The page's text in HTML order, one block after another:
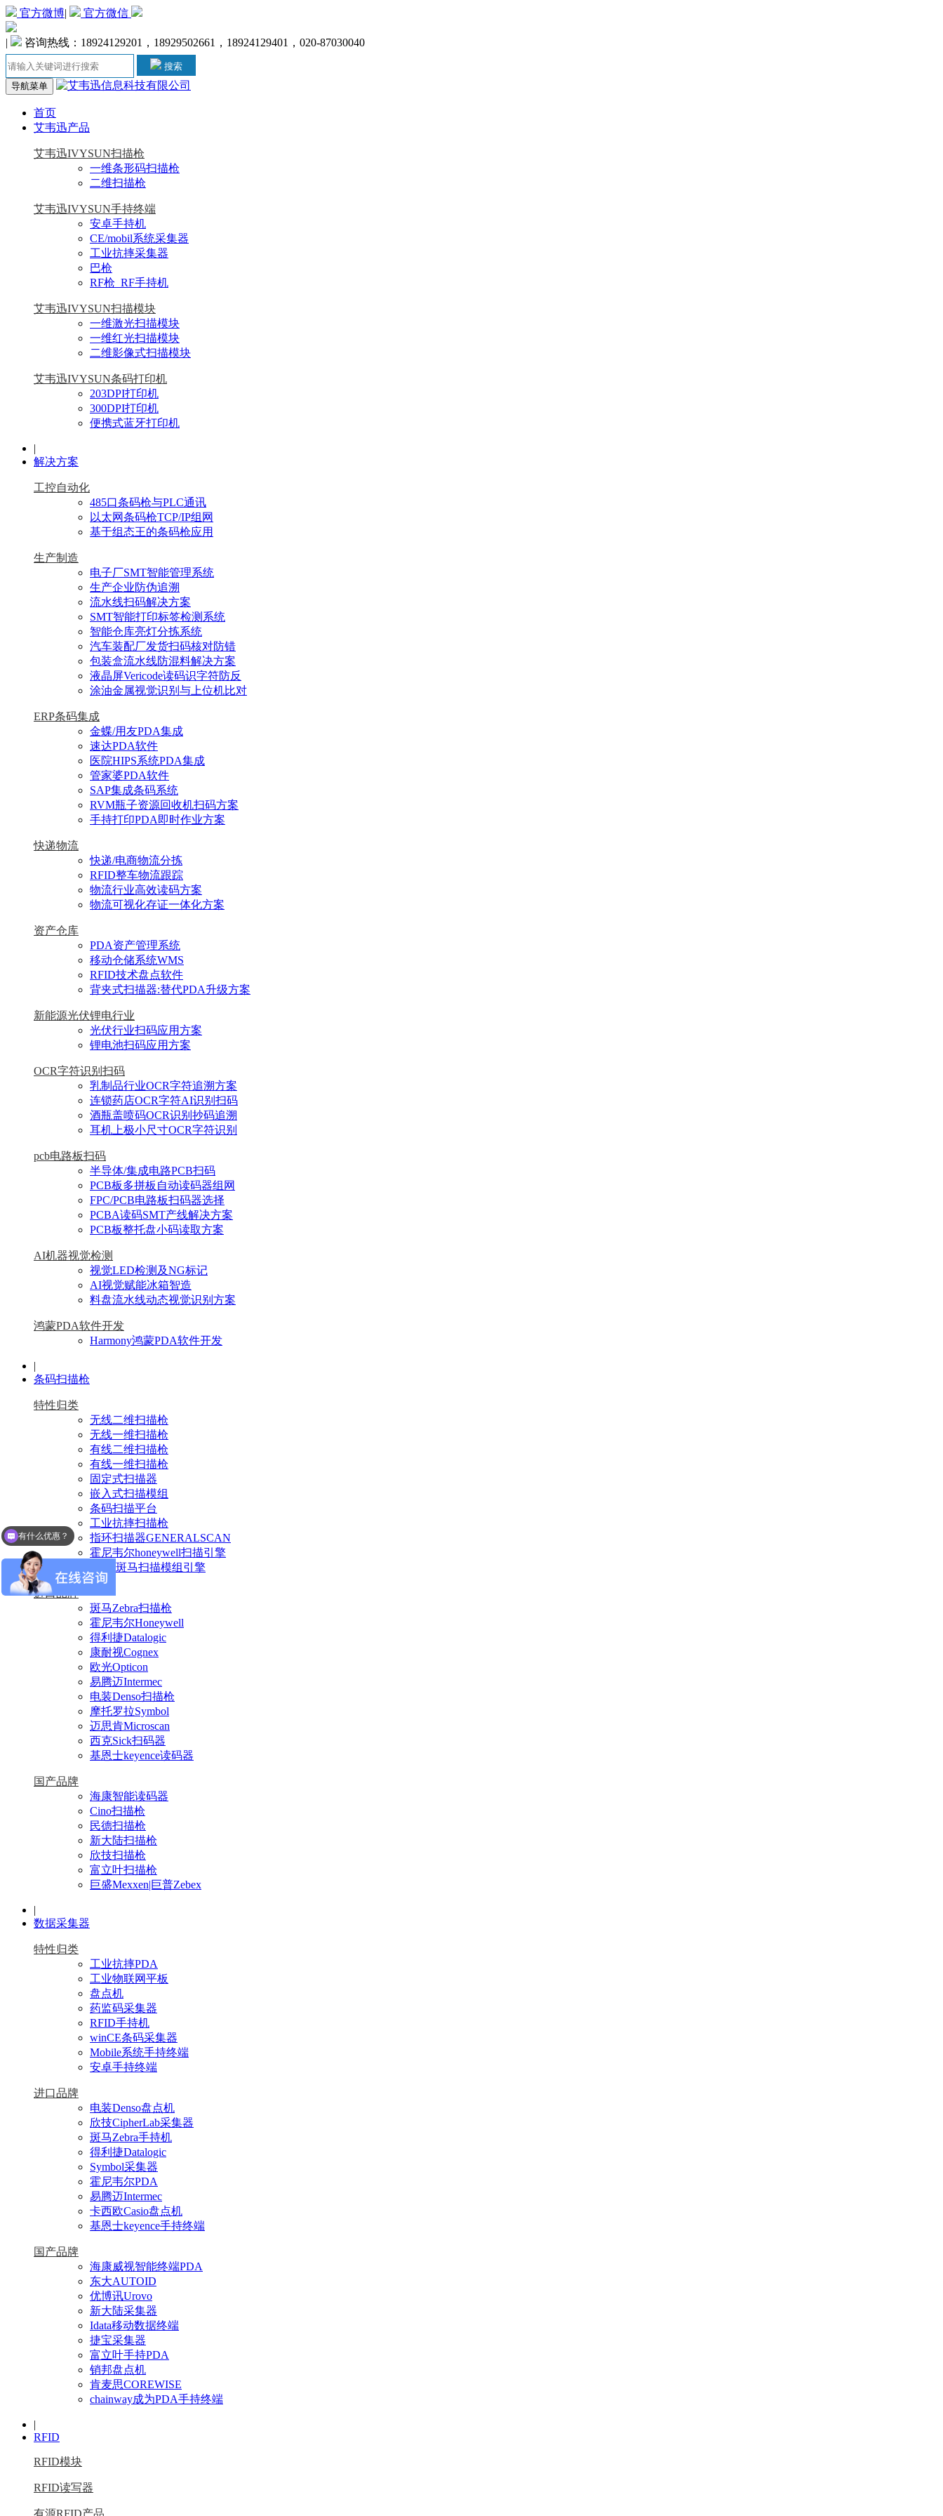
官方微博| 官方微信
| 咨询热线：18924129201，18929502661，18924129401，020-87030040
搜索
导航菜单
首页
艾韦迅产品
艾韦迅IVYSUN扫描枪
一维条形码扫描枪
二维扫描枪
艾韦迅IVYSUN手持终端
安卓手持机
CE/mobil系统采集器
工业抗摔采集器
巴枪
RF枪_RF手持机
艾韦迅IVYSUN扫描模块
一维激光扫描模块
一维红光扫描模块
二维影像式扫描模块
艾韦迅IVYSUN条码打印机
203DPI打印机
300DPI打印机
便携式蓝牙打印机
|
解决方案
工控自动化
485口条码枪与PLC通讯
以太网条码枪TCP/IP组网
基于组态王的条码枪应用
生产制造
电子厂SMT智能管理系统
生产企业防伪追溯
流水线扫码解决方案
SMT智能打印标签检测系统
智能仓库亮灯分拣系统
汽车装配厂发货扫码核对防错
包装盒流水线防混料解决方案
液晶屏Vericode读码识字符防反
涂油金属视觉识别与上位机比对
ERP条码集成
金蝶/用友PDA集成
速达PDA软件
医院HIPS系统PDA集成
管家婆PDA软件
SAP集成条码系统
RVM瓶子资源回收机扫码方案
手持打印PDA即时作业方案
快递物流
快递/电商物流分拣
RFID整车物流跟踪
物流行业高效读码方案
物流可视化存证一体化方案
资产仓库
PDA资产管理系统
移动仓储系统WMS
RFID技术盘点软件
背夹式扫描器:替代PDA升级方案
新能源光伏锂电行业
光伏行业扫码应用方案
锂电池扫码应用方案
OCR字符识别扫码
乳制品行业OCR字符追溯方案
连锁药店OCR字符AI识别扫码
酒瓶盖喷码OCR识别抄码追溯
耳机上极小尺寸OCR字符识别
pcb电路板扫码
半导体/集成电路PCB扫码
PCB板多拼板自动读码器组网
FPC/PCB电路板扫码器选择
PCBA读码SMT产线解决方案
PCB板整托盘小码读取方案
AI机器视觉检测
视觉LED检测及NG标记
AI视觉赋能冰箱智造
料盘流水线动态视觉识别方案
鸿蒙PDA软件开发
Harmony鸿蒙PDA软件开发
|
条码扫描枪
特性归类
无线二维扫描枪
无线一维扫描枪
有线二维扫描枪
有线一维扫描枪
固定式扫描器
嵌入式扫描模组
条码扫描平台
工业抗摔扫描枪
指环扫描器GENERALSCAN
霍尼韦尔honeywell扫描引擎
Zebra斑马扫描模组引擎
进口品牌
斑马Zebra扫描枪
霍尼韦尔Honeywell
得利捷Datalogic
康耐视Cognex
欧光Opticon
易腾迈Intermec
电装Denso扫描枪
摩托罗拉Symbol
迈思肯Microscan
西克Sick扫码器
基恩士keyence读码器
国产品牌
海康智能读码器
Cino扫描枪
民德扫描枪
新大陆扫描枪
欣技扫描枪
富立叶扫描枪
巨盛Mexxen|巨普Zebex
|
数据采集器
特性归类
工业抗摔PDA
工业物联网平板
盘点机
药监码采集器
RFID手持机
winCE条码采集器
Mobile系统手持终端
安卓手持终端
进口品牌
电装Denso盘点机
欣技CipherLab采集器
斑马Zebra手持机
得利捷Datalogic
Symbol采集器
霍尼韦尔PDA
易腾迈Intermec
卡西欧Casio盘点机
基恩士keyence手持终端
国产品牌
海康威视智能终端PDA
东大AUTOID
优博讯Urovo
新大陆采集器
Idata移动数据终端
捷宝采集器
富立叶手持PDA
销邦盘点机
肯麦思COREWISE
chainway成为PDA手持终端
|
RFID
RFID模块
RFID读写器
有源RFID产品
有什么优惠？